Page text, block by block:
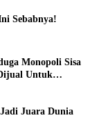
Sebabnya!
Monopoli Sisa
Untuk
Juara Dunia